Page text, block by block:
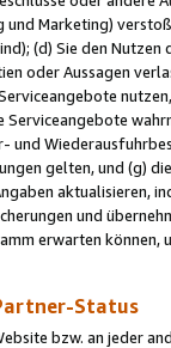
und Marketing)
(d) Sie den
oder Aussagen
Serviceangebote
und
gelten, und (g)
aktualisieren,
und
erwarten können,
Status
bzw. an jeder